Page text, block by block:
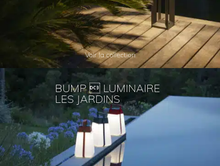
Voir la collection
BUMP  LUMINAIRE
LES JARDINS